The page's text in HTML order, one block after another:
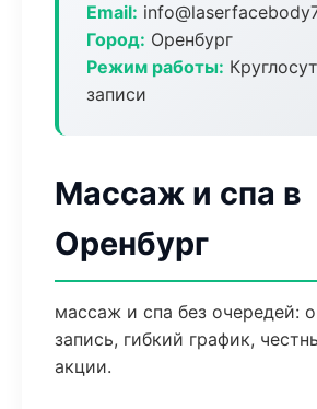
Email:
Город: Оренбург
Режим работы:
записи
Массаж и спа в
Оренбург
массаж и спа без очередей:
запись, гибкий график,
акции.